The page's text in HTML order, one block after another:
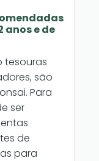
anos e de
tesouras
são
Para
ser
de
para